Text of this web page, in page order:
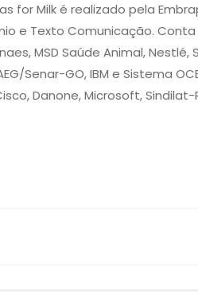
for Milk é realizado pela
e Texto Comunicação.
MSD Saúde Animal, Nestlé,
Senar-GO, IBM e Sistema
Danone, Microsoft, Sindilat-